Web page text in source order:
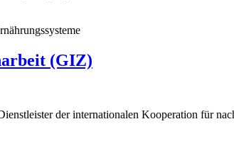
(GIZ)
der internationalen Kooperation für